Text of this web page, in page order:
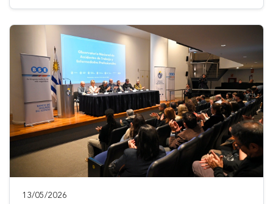
13/05/2026